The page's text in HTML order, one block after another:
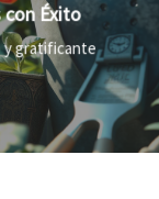
plantas
es importante
...